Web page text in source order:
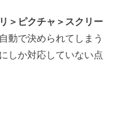
＞ピクチャ＞スクリー
動で決められてしまう
しか対応していない点